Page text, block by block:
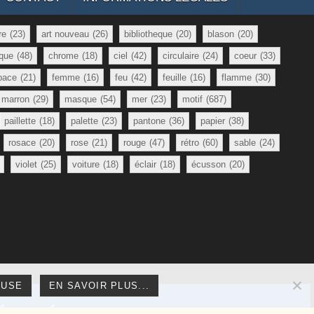
(23) art nouveau (26) bibliotheque (20) blason (20)
(48) chrome (18) ciel (42) circulaire (24) coeur (33)
(21) femme (16) feu (42) feuille (16) flamme (30)
marron (29) masque (54) mer (23) motif (687)
paillette (18) palette (23) pantone (36) papier (38)
rosace (20) rose (21) rouge (47) rétro (60) sable (24)
violet (25) voiture (18) éclair (18) écusson (20)
EN SAVOIR PLUS...